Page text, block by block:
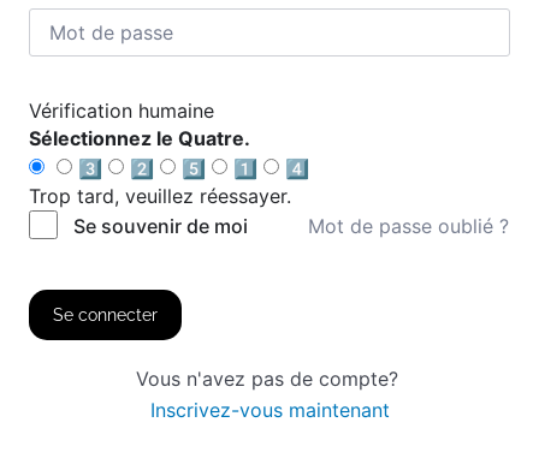
Vérification humaine
Sélectionnez le Quatre.
3️⃣
2️⃣ 5️⃣ 1️⃣
4️⃣
Trop tard, veuillez réessayer.
Se souvenir de moi
Mot de passe oublié ?
Se connecter
Vous n'avez pas de compte?
Inscrivez-vous maintenant